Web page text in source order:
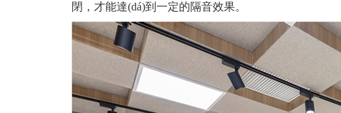
閉，才能達(dá)到一定的隔音效果。